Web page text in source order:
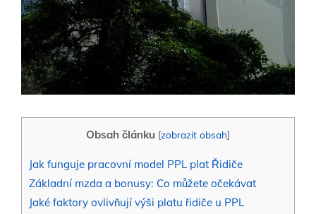
Obsah článku [zobrazit obsah]
Jak funguje pracovní model PPL plat Řidiče
Základní mzda a bonusy: Co můžete očekávat
Jaké faktory ovlivňují výši platu řidiče u PPL